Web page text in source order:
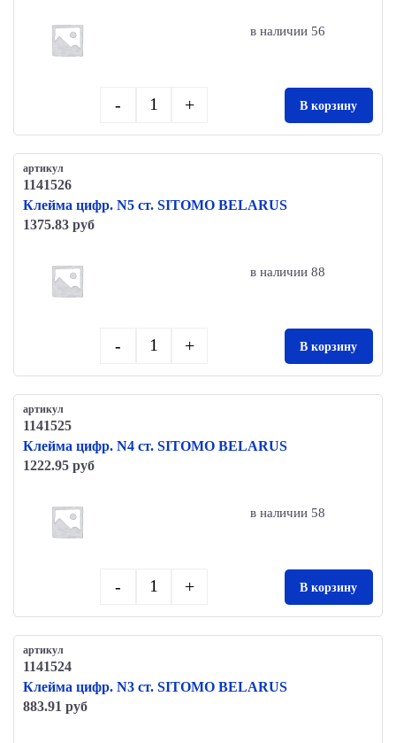
в наличии 56
Quantity
- + В корзину
артикул
1141526
Клейма цифр. N5 ст. SITOMO BELARUS
1375.83 руб
в наличии 88
Quantity
- + В корзину
артикул
1141525
Клейма цифр. N4 ст. SITOMO BELARUS
1222.95 руб
в наличии 58
Quantity
- + В корзину
артикул
1141524
Клейма цифр. N3 ст. SITOMO BELARUS
883.91 руб